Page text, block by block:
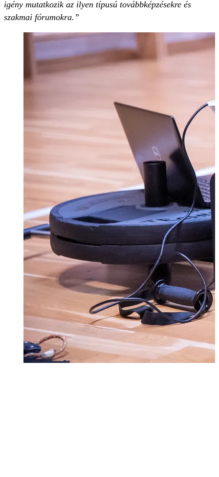
igény mutatkozik az ilyen típusú továbbképzésekre és
szakmai fórumokra.”